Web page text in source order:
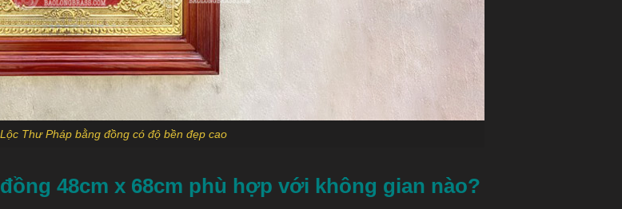
Thư Pháp bằng đồng có độ bền đẹp cao
48cm x 68cm phù hợp với không gian nào?